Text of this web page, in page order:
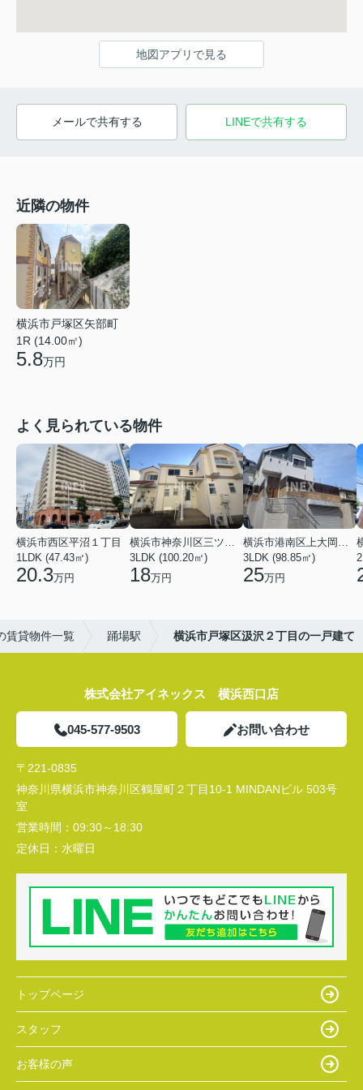
地図アプリで見る
メールで共有する LINEで共有する
近隣の物件
横浜市戸塚区矢部町
1R (14.00㎡)
5.8万円
よく見られている物件
横浜市西区平沼１丁目
1LDK (47.43㎡)
20.3万円
横浜市神奈川区三ツ沢上町
3LDK (100.20㎡)
18万円
横浜市港南区上大岡東２丁目
3LDK (98.85㎡)
25万円
賃貸物件一覧 踊場駅 横浜市戸塚区汲沢２丁目の一戸建て
株式会社アイネックス 横浜西口店
045-577-9503 お問い合わせ
〒221-0835
神奈川県横浜市神奈川区鶴屋町２丁目10-1 MINDANビル 503号
室
営業時間： 09:30～18:30
定休日： 水曜日
トップページ
スタッフ
お客様の声